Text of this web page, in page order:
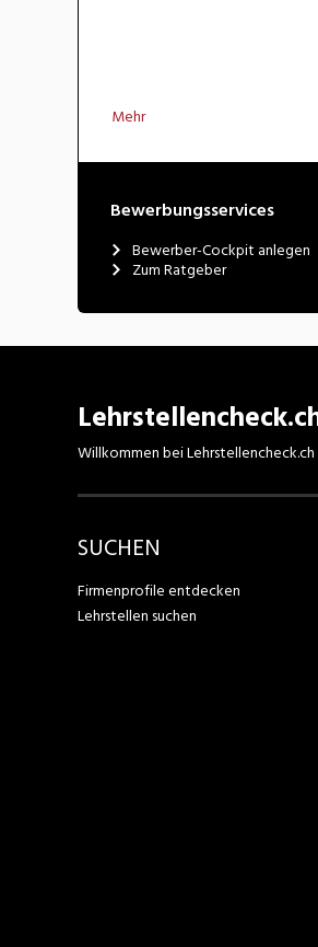
Mehr
Bewerbungsservices
Bewerber-Cockpit anlegen
Zum Ratgeber
Willkommen bei
SUCHEN
Firmenprofile entdecken
Lehrstellen suchen